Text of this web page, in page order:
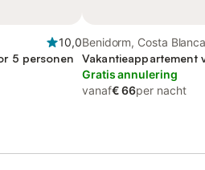
10,0
5 personen
Benidorm, Costa Blanca
Vakantieappartement
Gratis annulering
vanaf€ 66per nacht